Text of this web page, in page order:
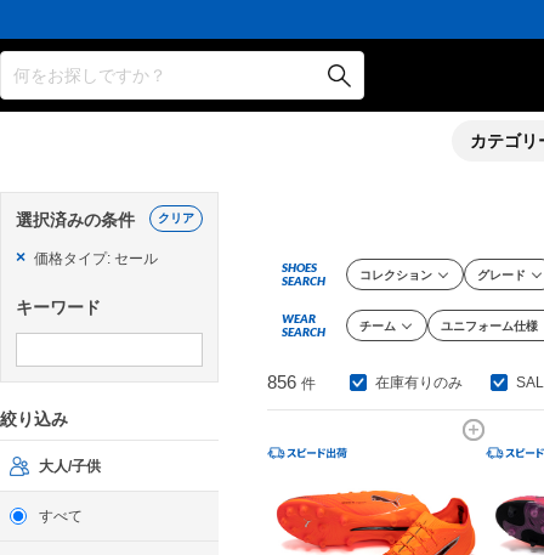
何をお探しですか？
カテゴリ
選択済みの条件
× 価格タイプ: セール
キーワード
クリア
絞り込み
大人/子供
すべて
SHOES
SEARCH
コレクション グレード
WEAR
SEARCH
チーム ユニフォーム仕様
856 件 在庫有りのみ